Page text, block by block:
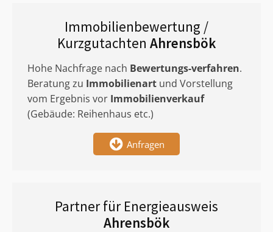
Immobilienbewertung /
Kurzgutachten Ahrensbök
Hohe Nachfrage nach Bewertungs-verfahren.
Beratung zu Immobilienart und Vorstellung
vom Ergebnis vor Immobilienverkauf
(Gebäude: Reihenhaus etc.)
Anfragen
Partner für Energieausweis
Ahrensbök